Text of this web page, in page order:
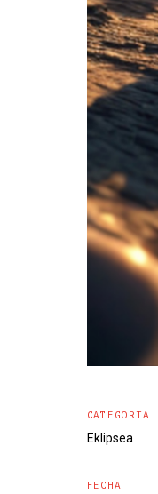
CATEGORÍA
Eklipsea
FECHA